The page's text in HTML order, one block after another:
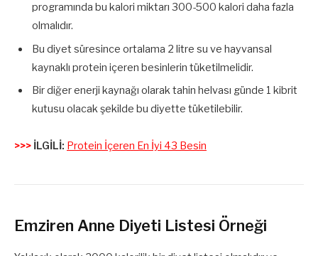
programında bu kalori miktarı 300-500 kalori daha fazla
olmalıdır.
Bu diyet süresince ortalama 2 litre su ve hayvansal
kaynaklı protein içeren besinlerin tüketilmelidir.
Bir diğer enerji kaynağı olarak tahin helvası günde 1 kibrit
kutusu olacak şekilde bu diyette tüketilebilir.
>>> İLGİLİ: Protein İçeren En İyi 43 Besin
Emziren Anne Diyeti Listesi Örneği